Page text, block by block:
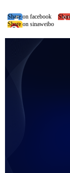
Share on facebook
Share on sinaweibo